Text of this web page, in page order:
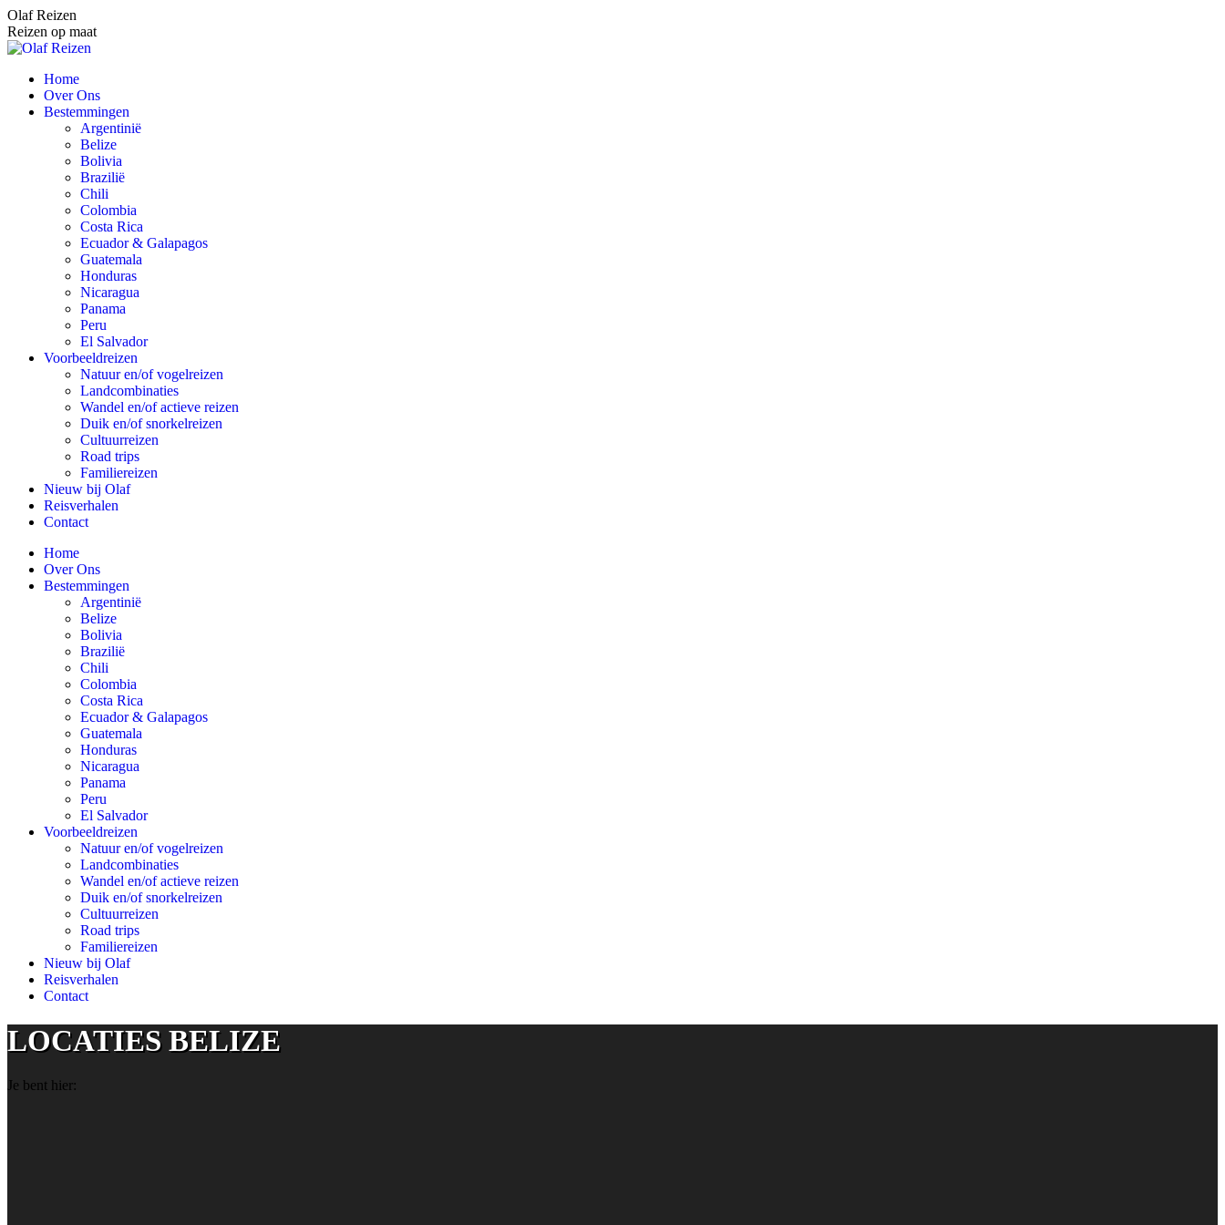
Spring
naar
content
Olaf Reizen
Reizen op maat
Home
Over Ons
Bestemmingen
Argentinië
Belize
Bolivia
Brazilië
Chili
Colombia
Costa Rica
Ecuador & Galapagos
Guatemala
Honduras
Nicaragua
Panama
Peru
El Salvador
Voorbeeldreizen
Natuur en/of vogelreizen
Landcombinaties
Wandel en/of actieve reizen
Duik en/of snorkelreizen
Cultuurreizen
Road trips
Familiereizen
Nieuw bij Olaf
Reisverhalen
Contact
Home
Over Ons
Bestemmingen
Argentinië
Belize
Bolivia
Brazilië
Chili
Colombia
Costa Rica
Ecuador & Galapagos
Guatemala
Honduras
Nicaragua
Panama
Peru
El Salvador
Voorbeeldreizen
Natuur en/of vogelreizen
Landcombinaties
Wandel en/of actieve reizen
Duik en/of snorkelreizen
Cultuurreizen
Road trips
Familiereizen
Nieuw bij Olaf
Reisverhalen
Contact
LOCATIES BELIZE
Je bent hier: